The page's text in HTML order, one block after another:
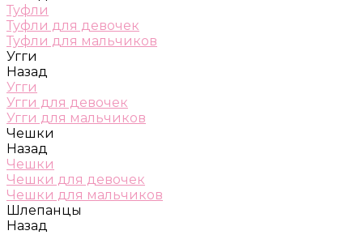
Туфли
Туфли для девочек
Туфли для мальчиков
Угги
Назад
Угги
Угги для девочек
Угги для мальчиков
Чешки
Назад
Чешки
Чешки для девочек
Чешки для мальчиков
Шлепанцы
Назад